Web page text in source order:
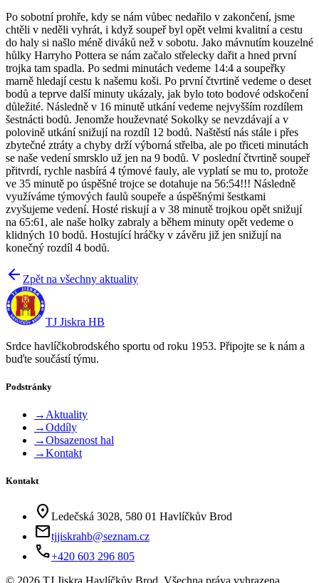
Po sobotní prohře, kdy se nám vůbec nedařilo v zakončení, jsme
chtěli v neděli vyhrát, i když soupeř byl opět velmi kvalitní a cestu
do haly si našlo méně diváků než v sobotu. Jako mávnutím kouzelné
hůlky Harryho Pottera se nám začalo střelecky dařit a hned první
trojka tam spadla. Po sedmi minutách vedeme 14:4 a soupeřky
marně hledají cestu k našemu koši. Po první čtvrtině vedeme o deset
bodů a teprve další minuty ukázaly, jak bylo toto bodové odskočení
důležité. Následně v 16 minutě utkání vedeme nejvyšším rozdílem
šestnácti bodů. Jenomže houževnaté Sokolky se nevzdávají a v
polovině utkání snižují na rozdíl 12 bodů. Naštěstí nás stále i přes
zbytečné ztráty a chyby drží výborná střelba, ale po třiceti minutách
se naše vedení smrsklo už jen na 9 bodů. V poslední čtvrtině soupeř
přitvrdí, rychle nasbírá 4 týmové fauly, ale vyplatí se mu to, protože
ve 35 minutě po úspěšné trojce se dotahuje na 56:54!!! Následně
využíváme týmových faulů soupeře a úspěšnými šestkami
zvyšujeme vedení. Hosté riskují a v 38 minutě trojkou opět snižují
na 65:61, ale naše holky zabraly a během minuty opět vedeme o
klidných 10 bodů. Hostující hráčky v závěru již jen snižují na
konečný rozdíl 4 bodů.
Zpět na všechny aktuality
TJ Jiskra HB
Srdce havlíčkobrodského sportu od roku 1953. Připojte se k nám a
buďte součástí týmu.
Podstránky
→ Aktuality
→Oddíly
→Obsazenost hal
→Kontakt
Kontakt
location_on Ledečská 3028, 580 01 Havlíčkův Brod
mailtjjiskrahb@seznam.cz
phone+420 603 296 805
© 2026 TJ Jiskra Havlíčkův Brod. Všechna práva vyhrazena.